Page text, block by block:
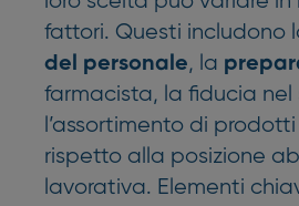
fattori. Questi includono
del personale, la
farmacista, la fiducia nel
l’assortimento di
rispetto alla posizione
lavorativa. Elementi